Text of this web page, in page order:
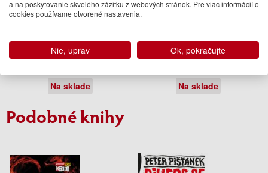
Dušan Dušek
Na sklade
Dušan Dušek
Na sklade
Podobné knihy
a na poskytovanie skvelého zážitku z webových stránok. Pre viac informácií o
cookies používame otvorené nastavenia.
Nie, uprav Ok, pokračujte